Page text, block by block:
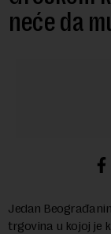
neće da
Jedan
trgovina u kojoj je